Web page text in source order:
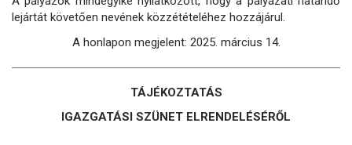
lejártát követően nevének közzétételéhez hozzájárul.
A honlapon megjelent: 2025. március 14.
TÁJÉKOZTATÁS
IGAZGATÁSI SZÜNET ELRENDELÉSÉRŐL